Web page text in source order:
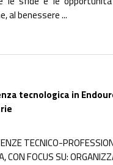
al benessere ...
tecnologica in
TECNICO-
CON FOCUS SU: